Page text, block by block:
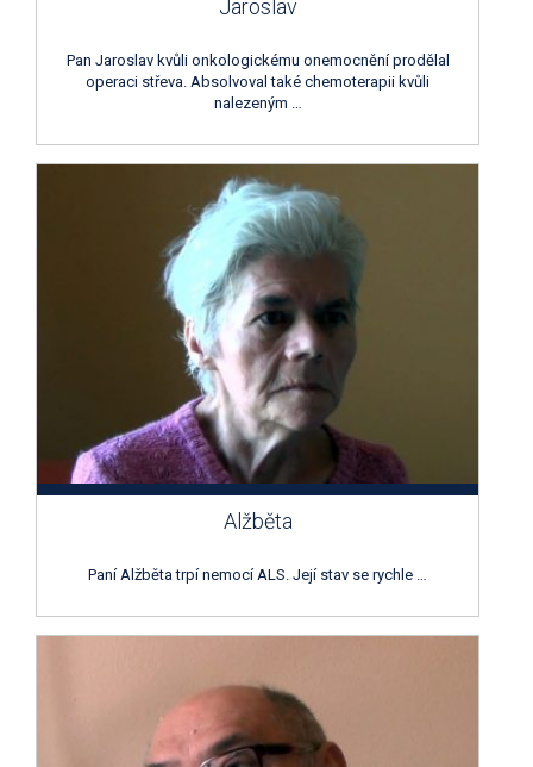
Jaroslav
Pan Jaroslav kvůli onkologickému onemocnění prodělal
operaci střeva. Absolvoval také chemoterapii kvůli
nalezeným …
Alžběta
Paní Alžběta trpí nemocí ALS. Její stav se rychle …